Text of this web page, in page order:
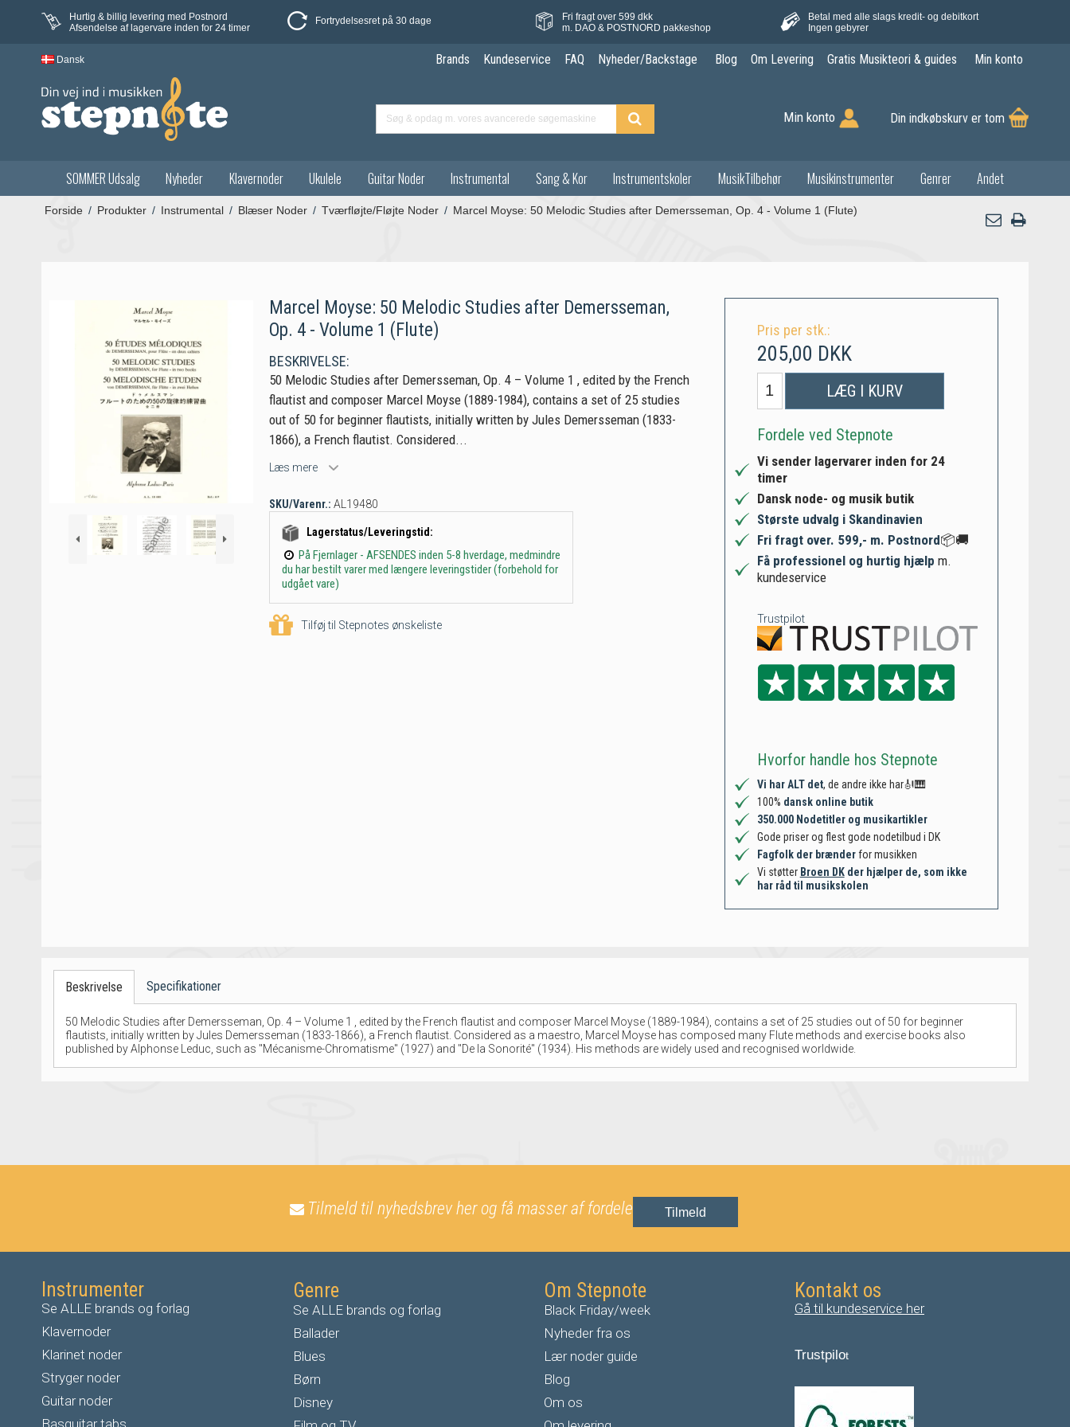
Hurtig & billig levering med Postnord
Afsendelse af lagervare inden for 24 timer
Fortrydelsesret på 30 dage
Fri fragt over 599 dkk
m. DAO & POSTNORD pakkeshop
Betal med alle slags kredit- og debitkort
Ingen gebyrer
Dansk Brands Kundeservice FAQ Nyheder/Backstage Blog Om Levering Gratis Musikteori & guides Min konto
Min konto Din indkøbskurv er tom
SOMMER Udsalg Nyheder Klavernoder Ukulele Guitar Noder Instrumental Sang & Kor Instrumentskoler MusikTilbehør Musikinstrumenter Genrer Andet
Forside / Produkter / Instrumental / Blæser Noder / Tværfløjte/Fløjte Noder / Marcel Moyse: 50 Melodic Studies after Demersseman, Op. 4 - Volume 1 (Flute)
Marcel Moyse: 50 Melodic Studies after Demersseman,
Op. 4 - Volume 1 (Flute)
BESKRIVELSE:
50 Melodic Studies after Demersseman, Op. 4 – Volume 1 , edited by the French
flautist and composer Marcel Moyse (1889-1984), contains a set of 25 studies
out of 50 for beginner flautists, initially written by Jules Demersseman (1833-
1866), a French flautist. Considered...
Læs mere
SKU/Varenr.: AL19480
Lagerstatus/Leveringstid:
På Fjernlager - AFSENDES inden 5-8 hverdage, medmindre
du har bestilt varer med længere leveringstider (forbehold for
udgået vare)
Tilføj til Stepnotes ønskeliste
Pris per stk.:
205,00 DKK
LÆG I KURV
Fordele ved Stepnote
Vi sender lagervarer inden for 24
timer
Dansk node- og musik butik
Største udvalg i Skandinavien
Fri fragt over. 599,- m. Postnord📦🚚
Få professionel og hurtig hjælp m.
kundeservice
Trustpilot
Hvorfor handle hos Stepnote
Vi har ALT det, de andre ikke har🎻🎹
100% dansk online butik
350.000 Nodetitler og musikartikler
Gode priser og flest gode nodetilbud i DK
Fagfolk der brænderfor musikken
Vi støtter Broen DKder hjælper de, som ikke
har råd til musikskolen
Beskrivelse Specifikationer
50 Melodic Studies after Demersseman, Op. 4 – Volume 1 , edited by the French flautist and composer Marcel Moyse (1889-1984), contains a set of 25 studies out of 50 for beginner
flautists, initially written by Jules Demersseman (1833-1866), a French flautist. Considered as a maestro, Marcel Moyse has composed many Flute methods and exercise books also
published by Alphonse Leduc, such as ''Mécanisme-Chromatisme'' (1927) and ''De la Sonorité'' (1934). His methods are widely used and recognised worldwide.
Tilmeld til nyhedsbrev her og få masser af fordele Tilmeld
Instrumenter
Se ALLE brands og forlag
Klavernoder
Klarinet noder
Stryger noder
Guitar noder
Basguitar tabs
Genre
Se ALLE brands og forlag
Ballader
Blues
Børn
Disney
Om Stepnote
Black Friday/week
Nyheder fra os
Lær noder guide
Blog
Om os
Kontakt os
Gå til kundeservice her
Trustpilot